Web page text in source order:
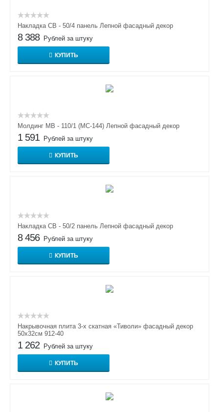
Накладка СВ - 50/4 панель Лепной фасадный декор
8 388 Рублей за штуку
КУПИТЬ
Молдинг МВ - 110/1 (МС-144) Лепной фасадный декор
1 591 Рублей за штуку
КУПИТЬ
Накладка СВ - 50/2 панель Лепной фасадный декор
8 456 Рублей за штуку
КУПИТЬ
Накрывочная плита 3-х скатная «Тиволи» фасадный декор
50х32см 912-40
1 262 Рублей за штуку
КУПИТЬ